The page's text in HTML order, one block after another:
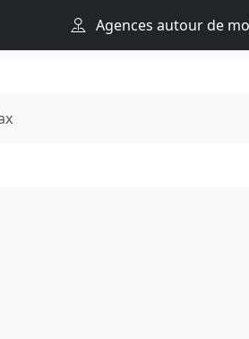
Agences autour de